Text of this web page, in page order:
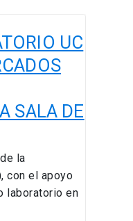
UC
SALA DE
la
con el apoyo
laboratorio en